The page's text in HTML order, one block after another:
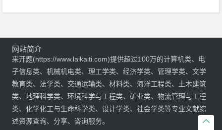

网站简介
来开题(https://www.laikaiti.com)提供超过100万的计算机类、电
子信息类、机械机电类、理工学类、经济学类、管理学类、文学
教育类、法学类、交通运输类、材料类、海洋工程类、土木建筑
类、地理科学类、环境科学与工程类、矿业类、物流管理与工程
类、化学化工与生命科学类、设计学类、社会学类等专业文献综
述资源查询、分享、咨询服务。